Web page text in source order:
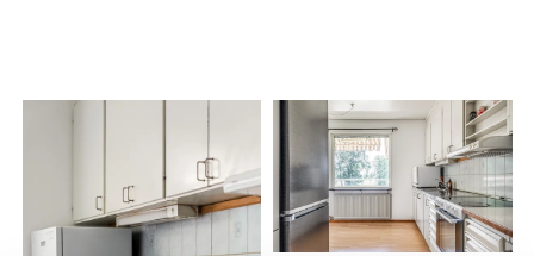
Hall: Här ligger ett laminatgolv och väggarna är ljusa. Mycket
bra förvaringsmöjligheter i form av ett flertal garderober.